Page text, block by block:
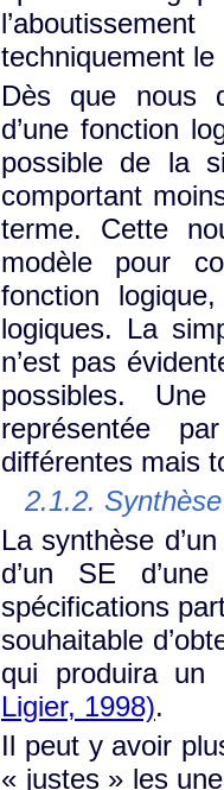
techniquement
Dès que nous
d’une fonction
possible de la
comportant
terme. Cette
modèle pour
fonction
logiques. La
n’est pas
possibles.
représentée
différentes mais
2.1.2.
La synthèse
d’un SE
spécifications
souhaitable
qui produira
Ligier, 1998).
Il peut y avoir
« justes » les